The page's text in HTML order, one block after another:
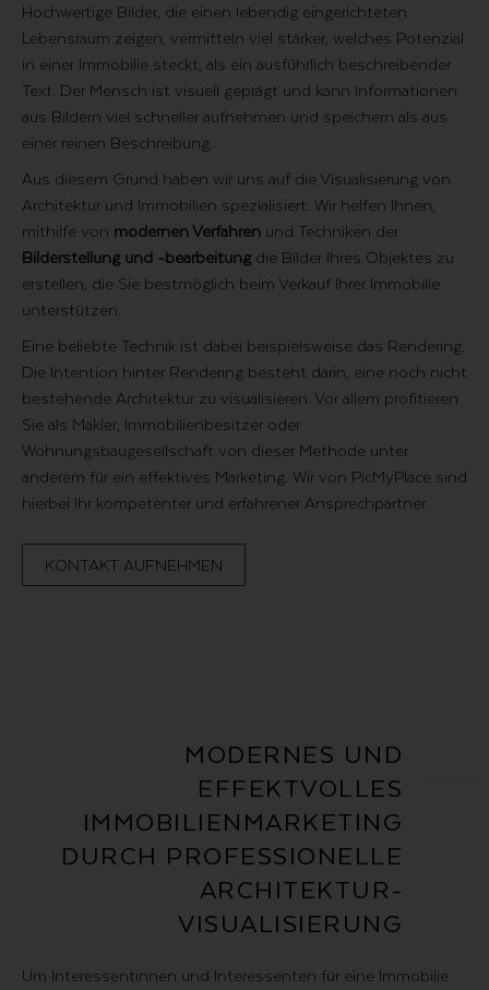
Hochwertige Bilder, die einen lebendig eingerichteten
Lebensraum zeigen, vermitteln viel stärker, welches Potenzial
in einer Immobilie steckt, als ein ausführlich beschreibender
Text. Der Mensch ist visuell geprägt und kann Informationen
aus Bildern viel schneller aufnehmen und speichern als aus
einer reinen Beschreibung.
Aus diesem Grund haben wir uns auf die Visualisierung von
Architektur und Immobilien spezialisiert. Wir helfen Ihnen,
mithilfe von modernen Verfahren und Techniken der
Bilderstellung und -bearbeitung die Bilder Ihres Objektes zu
erstellen, die Sie bestmöglich beim Verkauf Ihrer Immobilie
unterstützen.
Eine beliebte Technik ist dabei beispielsweise das Rendering.
Die Intention hinter Rendering besteht darin, eine noch nicht
bestehende Architektur zu visualisieren. Vor allem profitieren
Sie als Makler, Immobilienbesitzer oder
Wohnungsbaugesellschaft von dieser Methode unter
anderem für ein effektives Marketing. Wir von PicMyPlace sind
hierbei Ihr kompetenter und erfahrener Ansprechpartner.
KONTAKT AUFNEHMEN
MODERNES UND
EFFEKTVOLLES
IMMOBILIEN­MARKETING
DURCH PROFESSIONELLE
ARCHITEKTUR­
VISUALISIERUNG
Um Interessentinnen und Interessenten für eine Immobilie